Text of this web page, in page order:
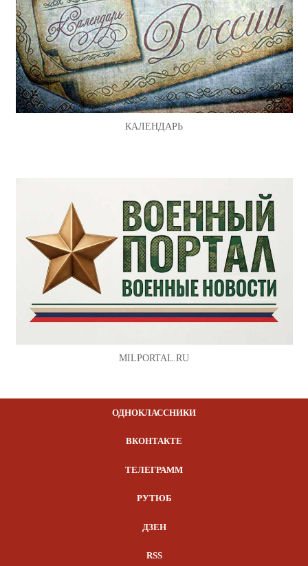
КАЛЕНДАРЬ
MILPORTAL.RU
ОДНОКЛАССНИКИ
ВКОНТАКТЕ
ТЕЛЕГРАММ
РУТЮБ
ДЗЕН
RSS